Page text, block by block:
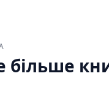
більше